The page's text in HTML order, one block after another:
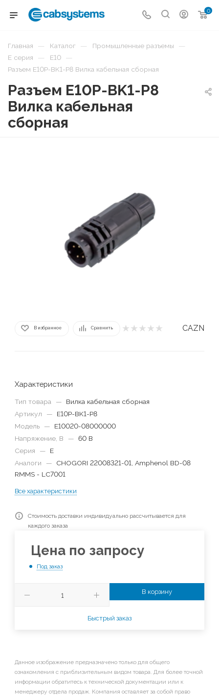
0
Главная — Каталог — Промышленные разъемы —
E серия — E10 —
Разъем E10P-BK1-P8 Вилка кабельная сборная
Разъем E10P-BK1-P8
Вилка кабельная
сборная
В избранное Сравнить CAZN
Характеристики
Тип товара —
Вилка кабельная сборная
Артикул
—
E10P-BK1-P8
Модель
—
E10020-08000000
Напряжение, В
— 60 В
Серия
—
E
Аналоги
—
CHOGORI 22008321-01, Amphenol BD-08
RMMS - LC7001
Все характеристики
Стоимость доставки индивидуально рассчитывается для
каждого заказа
Цена по запросу
Под заказ
В корзину
Быстрый заказ
Данное изображение предназначено только для общего
ознакомления с приблизительным видом товара. Для более точной
информации обратитесь к технической документации или к
менеджеру отдела продаж. Компания оставляет за собой право